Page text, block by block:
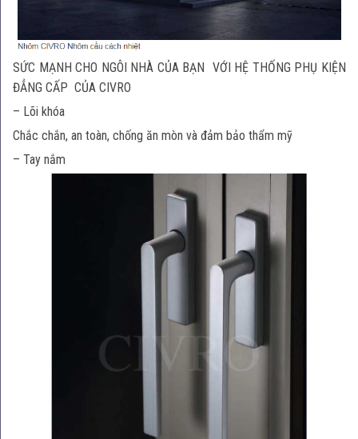
SỨC MẠNH CHO NGÔI NHÀ CỦA BẠN VỚI HỆ THỐNG PHỤ KIỆN
ĐẲNG CẤP CỦA CIVRO
– Lõi khóa
Chắc chắn, an toàn, chống ăn mòn và đảm bảo thẩm mỹ
– Tay nắm